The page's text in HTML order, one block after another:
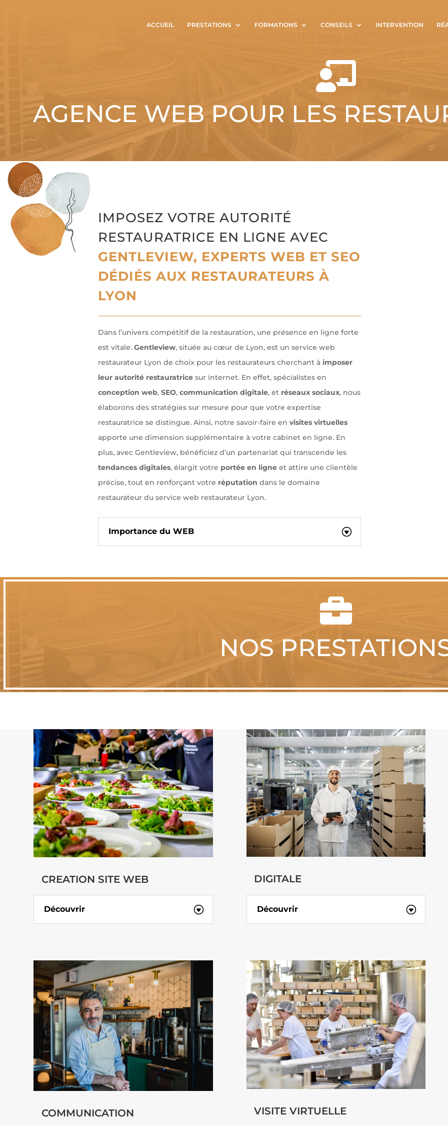
ACCUEIL PRESTATIONS FORMATIONS CONSEILS INTERVENTION

AGENCE WEB POUR LES
IMPOSEZ VOTRE AUTORITÉ
RESTAURATRICE EN LIGNE AVEC
GENTLEVIEW, EXPERTS WEB ET SEO
DÉDIÉS AUX RESTAURATEURS À
LYON
Dans l’univers compétitif de la restauration, une présence en ligne forte
est vitale. Gentleview, située au cœur de Lyon, est un service web
restaurateur Lyon de choix pour les restaurateurs cherchant à imposer
leur autorité restauratricesur internet. En effet, spécialistes en
conception web, SEO, communication digitale, et réseaux sociaux, nous
élaborons des stratégies sur mesure pour que votre expertise
restauratrice se distingue. Ainsi, notre savoir-faire en visites virtuelles
apporte une dimension supplémentaire à votre cabinet en ligne. En
plus, avec Gentleview, bénéficiez d’un partenariat qui transcende les
tendances digitales, élargit votre portée en ligneet attire une clientèle
précise, tout en renforçant votre réputation dans le domaine
restaurateur du service web restaurateur Lyon.
Importance du WEB

NOS
CREATION SITE WEB
Découvrir
DIGITALE
Découvrir
COMMUNICATION VISITE VIRTUELLE